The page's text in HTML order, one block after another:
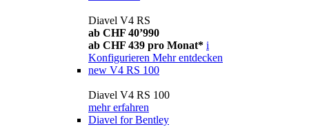
Diavel V4 RS
ab CHF 40’990
ab CHF 439 pro Monat* i
Konfigurieren Mehr entdecken
new V4 RS 100
Diavel V4 RS 100
mehr erfahren
Diavel for Bentley